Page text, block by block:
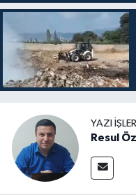
YAZI
Resul